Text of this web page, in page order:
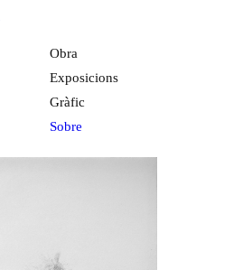
Obra
Exposicions
Gràfic
Sobre